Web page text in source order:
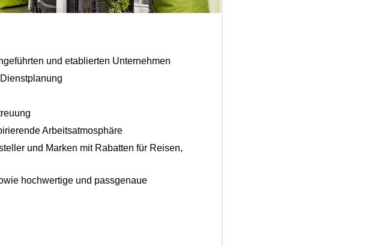
und etablierten Unternehmen
Arbeitsatmosphäre
und Marken mit Rabatten für Reisen,
hochwertige und passgenaue